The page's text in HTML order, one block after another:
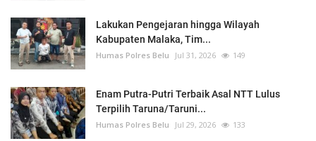
Lakukan Pengejaran hingga Wilayah
Kabupaten Malaka, Tim...
Humas Polres Belu Jul 31, 2026 149
Enam Putra-Putri Terbaik Asal NTT Lulus
Terpilih Taruna/Taruni...
Humas Polres Belu Jul 29, 2026 133